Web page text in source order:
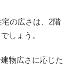
の広さは、2階
しょう。
物広さに応じた